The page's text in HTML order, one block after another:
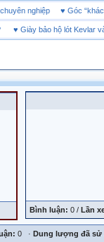
chuyên nghiệp♥Góc
Giày bảo hộ lót Kevlar và
Bình luận: 0 / Lần
0 · Dung lượng đã sử